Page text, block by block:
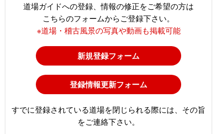
道場ガイドへの登録、情報の修正をご希望の方は
こちらのフォームからご登録下さい。
※道場・稽古風景の写真や動画も掲載可能
新規登録フォーム
登録情報更新フォーム
すでに登録されている道場を閉じられる際には、その旨
をご連絡下さい。